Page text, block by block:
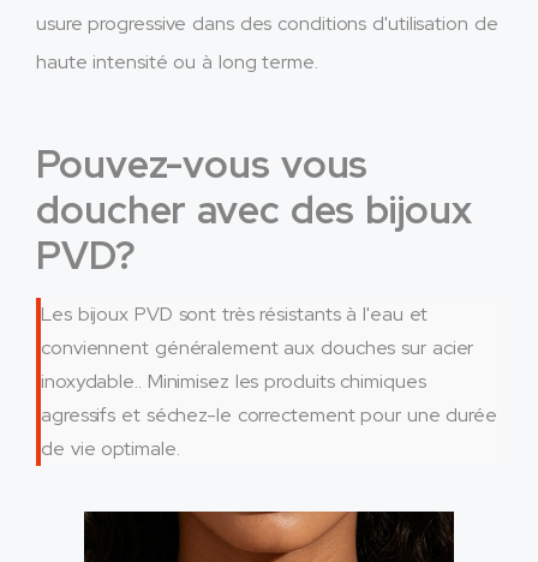
usure progressive dans des conditions d'utilisation de
haute intensité ou à long terme.
Pouvez-vous vous
doucher avec des bijoux
PVD?
Les bijoux PVD sont très résistants à l'eau et
conviennent généralement aux douches sur acier
inoxydable.. Minimisez les produits chimiques
agressifs et séchez-le correctement pour une durée
de vie optimale.